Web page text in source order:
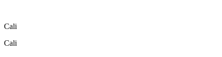
Cali
Cali